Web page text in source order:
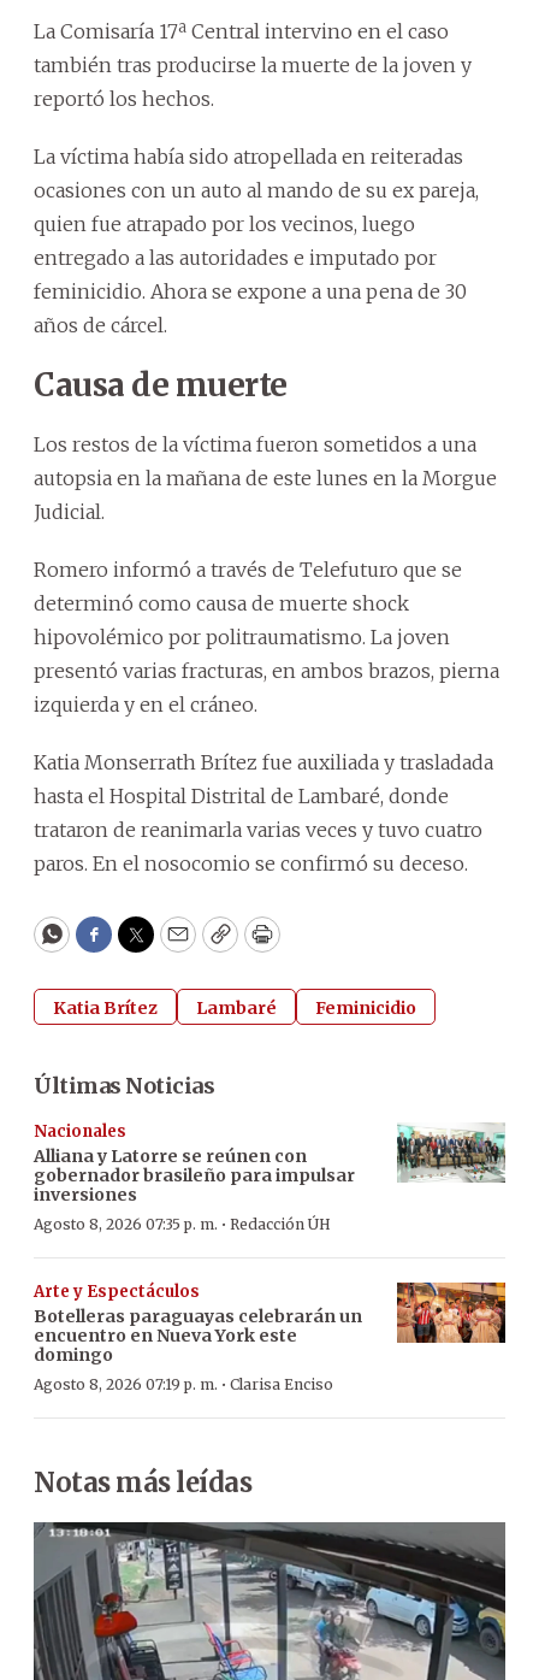
La Comisaría 17ª Central intervino en el caso
también tras producirse la muerte de la joven y
reportó los hechos.
La víctima había sido atropellada en reiteradas
ocasiones con un auto al mando de su ex pareja,
quien fue atrapado por los vecinos, luego
entregado a las autoridades e imputado por
feminicidio. Ahora se expone a una pena de 30
años de cárcel.
Causa de muerte
Los restos de la víctima fueron sometidos a una
autopsia en la mañana de este lunes en la Morgue
Judicial.
Romero informó a través de Telefuturo que se
determinó como causa de muerte shock
hipovolémico por politraumatismo. La joven
presentó varias fracturas, en ambos brazos, pierna
izquierda y en el cráneo.
Katia Monserrath Brítez fue auxiliada y trasladada
hasta el Hospital Distrital de Lambaré, donde
trataron de reanimarla varias veces y tuvo cuatro
paros. En el nosocomio se confirmó su deceso.
WhatsApp
Facebook
Twitter
EmailCopyPrint
Katia Brítez Lambaré Feminicidio
Últimas Noticias
Nacionales
Alliana y Latorre se reúnen con
gobernador brasileño para impulsar
inversiones
Agosto 8, 2026 07:35 p. m. · Redacción ÚH
Arte y Espectáculos
Botelleras paraguayas celebrarán un
encuentro en Nueva York este
domingo
Agosto 8, 2026 07:19 p. m. · Clarisa Enciso
Notas más leídas